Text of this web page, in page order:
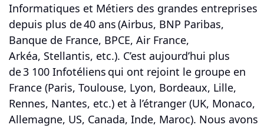
Informatiques et Métiers des grandes entreprises
depuis plus de 40 ans (Airbus, BNP Paribas,
Banque de France, BPCE, Air France,
Arkéa, Stellantis, etc.). C’est aujourd’hui plus
de 3 100 Infotéliens qui ont rejoint le groupe en
France (Paris, Toulouse, Lyon, Bordeaux, Lille,
Rennes, Nantes, etc.) et à l’étranger (UK, Monaco,
Allemagne, US, Canada, Inde, Maroc). Nous avons